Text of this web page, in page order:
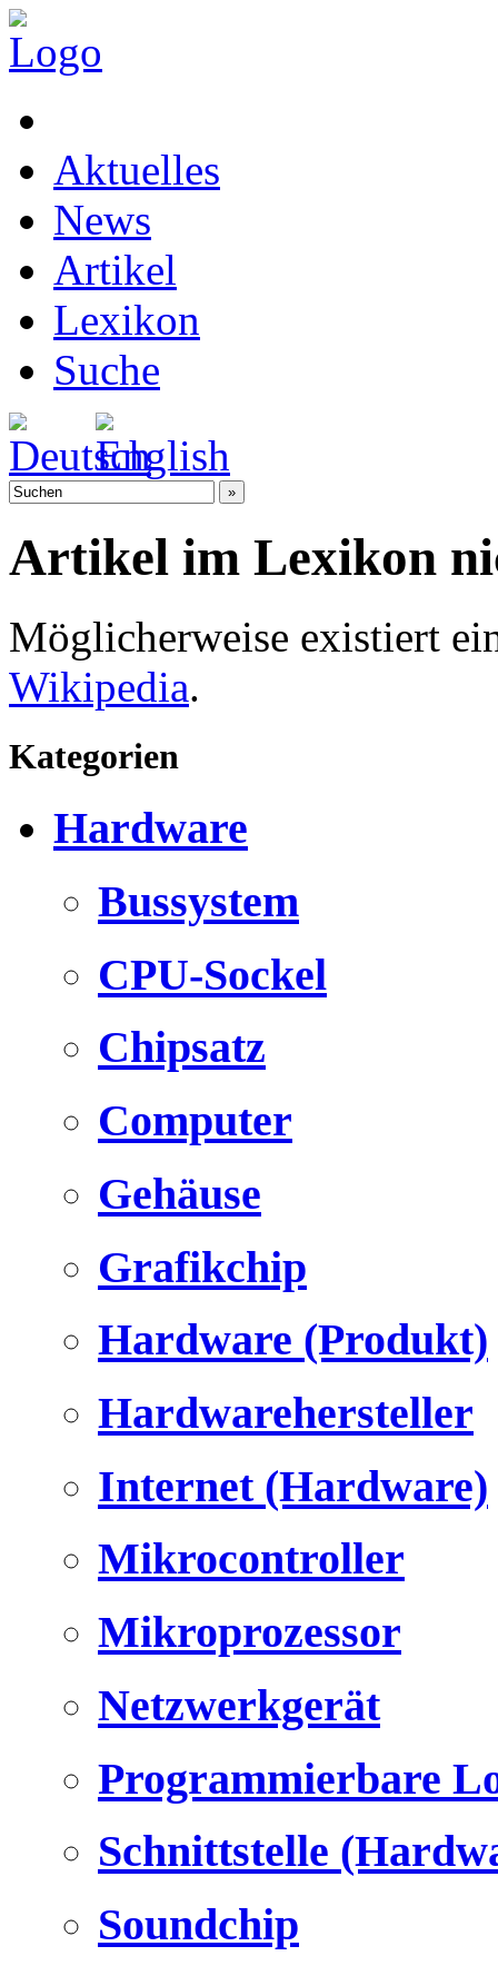
Aktuelles
News
Artikel
Lexikon
Suche
Artikel im Lexikon
Möglicherweise existiert
Wikipedia.
Kategorien
Hardware
Bussystem
CPU-Sockel
Chipsatz
Computer
Gehäuse
Grafikchip
Hardware (Produkt)
Hardwarehersteller
Internet (Hardware)
Mikrocontroller
Mikroprozessor
Netzwerkgerät
Programmierbare
Schnittstelle
Soundchip